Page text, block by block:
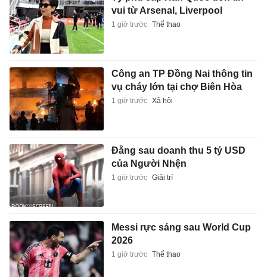
vui từ Arsenal, Liverpool
1 giờ trước Thể thao
Công an TP Đồng Nai thông tin
vụ cháy lớn tại chợ Biên Hòa
1 giờ trước Xã hội
Đằng sau doanh thu 5 tỷ USD
của Người Nhện
1 giờ trước Giải trí
Messi rực sáng sau World Cup
2026
1 giờ trước Thể thao